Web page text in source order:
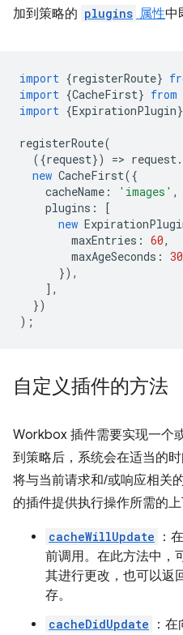
加到策略的 plugins 属性中
import {registerRoute}
import {CacheFirst} from
import {ExpirationPlugin}
registerRoute(
({request}) => request.
new CacheFirst({
cacheName : 'images' ,
plugins :
[
new
maxEntries : 60,
maxAgeSeconds : 30
}),
],
})
);
自定义插件的方法
Workbox 插件需要实现一个
到策略后，系统会在适当的时
将与当前请求和/或响应相关
的插件提供执行操作所需的
cacheWillUpdate ：
前调用。在此方法中，
其进行更改，也可以返
存。
cacheDidUpdate
：